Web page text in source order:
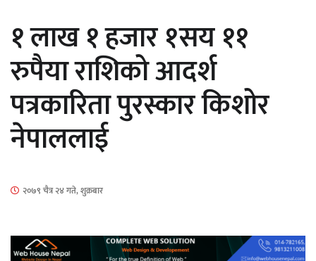
माताकाे नाममा गलत गतिविधि गर्ने थापा प्रहरी
नियन्त्रणमा
१ लाख १ हजार १सय ११
रुपैया राशिको आदर्श
पत्रकारिता पुरस्कार किशोर
नेपाललाई
२०७९ चैत्र २४ गते, शुक्रबार